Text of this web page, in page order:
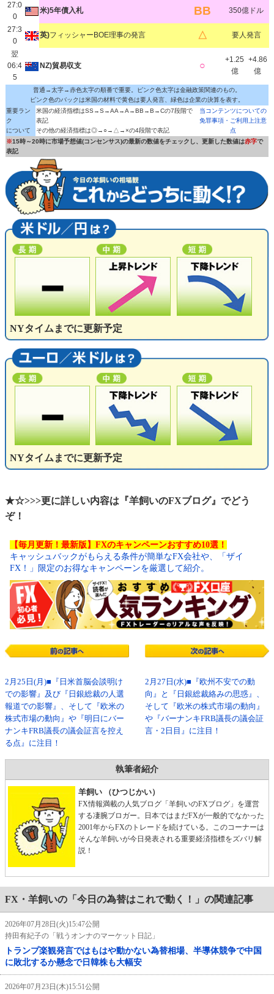
27:0
0
米)5年債入札 BB 350億ドル
27:3
0
英)フィッシャーBOE理事の発言 △ 要人発言
翌
06:4
5
NZ)貿易収支 ○
+1.25
億
+4.86
億
普通→太字→赤色太字の順番で重要。ピンク色太字は金融政策関連のもの。
ピンク色のバックは米国の材料で黄色は要人発言、緑色は企業の決算を表す。
重要ラン
ク
について
米国の経済指標はSS→S→AA→A→BB→B→Cの7段階で
表記
その他の経済指標は◎→○→△→×の4段階で表記
当コンテンツについての
免罪事項・ご利用上注意
点
※15時～20時に市場予想値(コンセンサス)の最新の数値をチェックし、更新した数値は赤字で
表記
NYタイムまでに更新予定
NYタイムまでに更新予定
★☆>>>更に詳しい内容は『羊飼いのFXブログ』でどう
ぞ！
【毎月更新！最新版】FXのキャンペーンおすすめ10選！
キャッシュバックがもらえる条件が簡単なFX会社や、「ザイ
FX！」限定のお得なキャンペーンを厳選して紹介。
2月25日(月)■『日米首脳会談明け
での影響』及び『日銀総裁の人選
報道での影響』、そして『欧米の
株式市場の動向』や『明日にバー
ナンキFRB議長の議会証言を控え
る点』に注目！
2月27日(水)■『欧州不安での動
向』と『日銀総裁絡みの思惑』、
そして『欧米の株式市場の動向』
や『バーナンキFRB議長の議会証
言・2日目』に注目！
執筆者紹介
羊飼い （ひつじかい）
FX情報満載の人気ブログ「羊飼いのFXブログ」を運営
する凄腕ブロガー。日本ではまだFXが一般的でなかった
2001年からFXのトレードを続けている。このコーナーは
そんな羊飼いが今日発表される重要経済指標をズバリ解
説！
FX・羊飼いの「今日の為替はこれで動く！」の関連記事
2026年07月28日(火)15:47公開
持田有紀子の「戦うオンナのマーケット日記」
トランプ楽観発言ではもはや動かない為替相場、半導体競争で中国
に敗北するか懸念で日韓株も大幅安
2026年07月23日(木)15:51公開